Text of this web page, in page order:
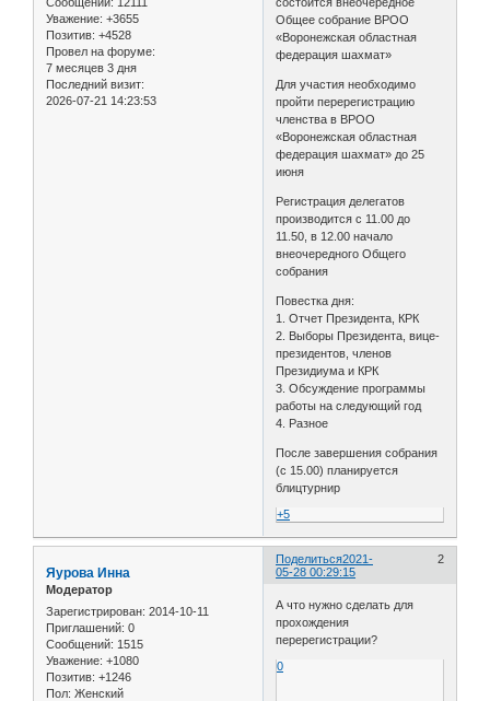
Уважение: +3655
Позитив: +4528
Провел на форуме:
7 месяцев 3 дня
Последний визит:
2026-07-21 14:23:53
Общее собрание ВРОО
«Воронежская областная
федерация шахмат»
Для участия необходимо
пройти перерегистрацию
членства в ВРОО
«Воронежская областная
федерация шахмат» до 25
июня
Регистрация делегатов
производится с 11.00 до
11.50, в 12.00 начало
внеочередного Общего
собрания
Повестка дня:
1. Отчет Президента, КРК
2. Выборы Президента, вице-
президентов, членов
Президиума и КРК
3. Обсуждение программы
работы на следующий год
4. Разное
После завершения собрания
(с 15.00) планируется
блицтурнир
+5
Поделиться 2
2021-
05-28 00:29:15
Яурова Инна
Модератор
Зарегистрирован: 2014-10-11
Приглашений: 0
Сообщений: 1515
Уважение: +1080
Позитив: +1246
Пол: Женский
А что нужно сделать для
прохождения
перерегистрации?
0